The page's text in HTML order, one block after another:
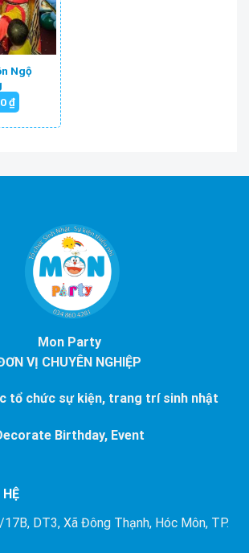
Ngộ
₫
Mon Party
VỊ CHUYÊN NGHIỆP
tổ chức sự kiện, trang trí sinh nhật
Birthday, Event
DT3, Xã Đông Thạnh, Hóc Môn, TP.